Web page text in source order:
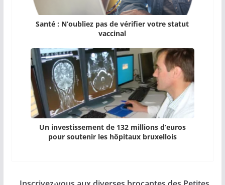
Santé : N’oubliez pas de vérifier votre statut
vaccinal
Un investissement de 132 millions d’euros
pour soutenir les hôpitaux bruxellois